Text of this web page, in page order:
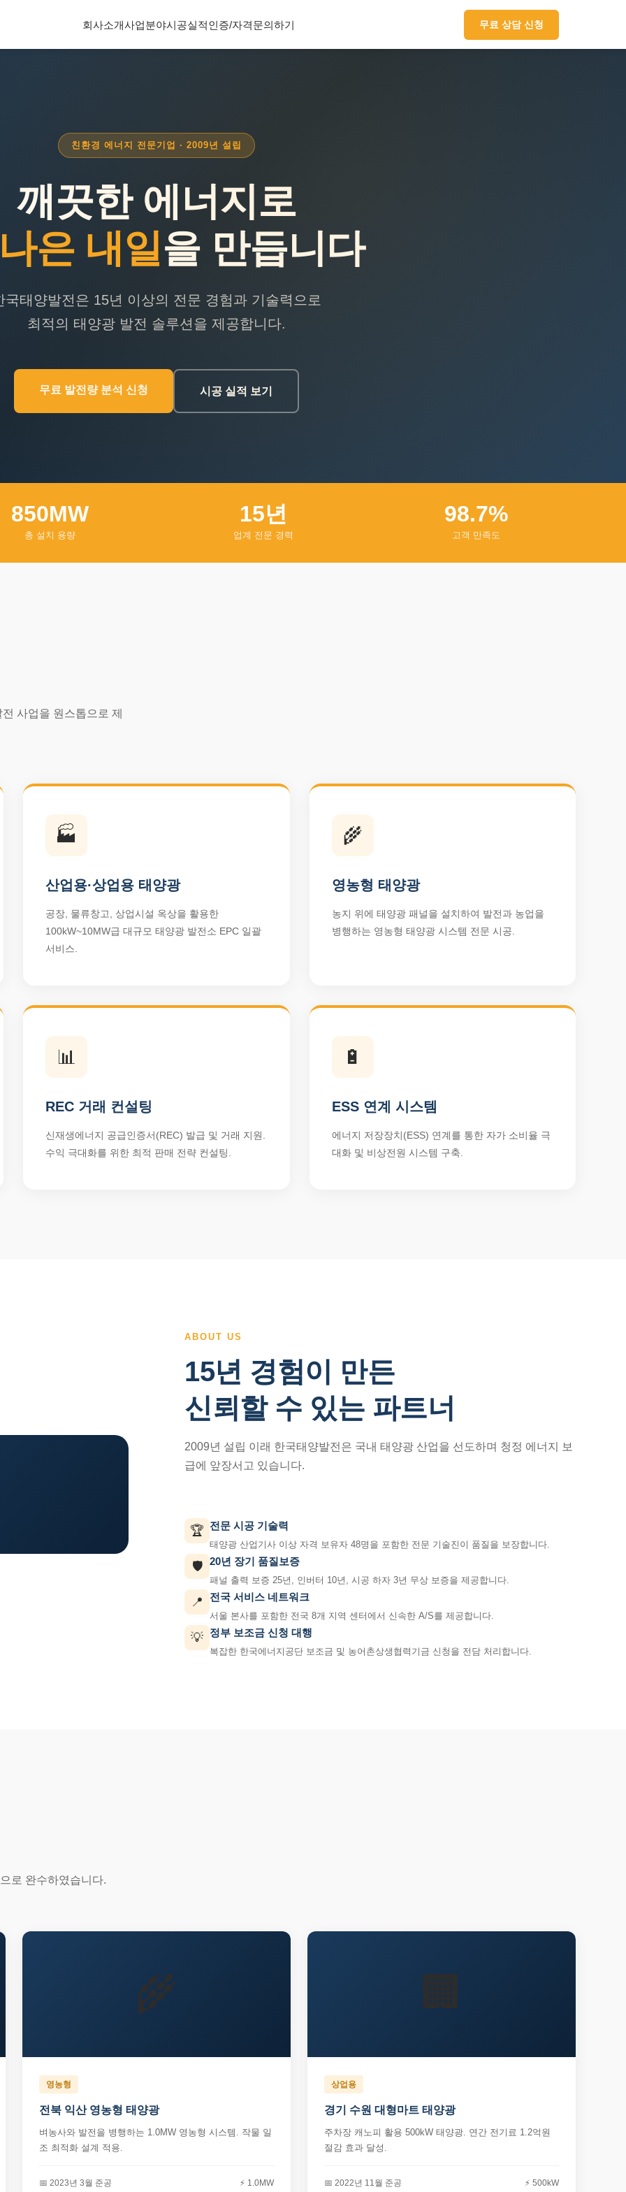
회사소개사업분야시공실적인증/자격문의하기 무료 상담 신청
친환경 에너지 전문기업 · 2009년 설립
깨끗한 에너지로
은 내일을 만듭니다
국태양발전은 15년 이상의 전문 경험과 기술력으로
최적의 태양광 발전 솔루션을 제공합니다.
무료 발전량 분석 신청 시공 실적 보기
850MW
총 설치 용량
15년
업계 전문 경력
98.7%
고객 만족도
사업을 원스톱으로 제
🏭
산업용·상업용 태양광
공장, 물류창고, 상업시설 옥상을 활용한
100kW~10MW급 대규모 태양광 발전소 EPC 일괄
서비스.
🌾
영농형 태양광
농지 위에 태양광 패널을 설치하여 발전과 농업을
병행하는 영농형 태양광 시스템 전문 시공.
📊
REC 거래 컨설팅
신재생에너지 공급인증서(REC) 발급 및 거래 지원.
수익 극대화를 위한 최적 판매 전략 컨설팅.
🔋
ESS 연계 시스템
에너지 저장장치(ESS) 연계를 통한 자가 소비율 극
대화 및 비상전원 시스템 구축.
ABOUT US
15년 경험이 만든
신뢰할 수 있는 파트너
2009년 설립 이래 한국태양발전은 국내 태양광 산업을 선도하며 청정 에너지 보
급에 앞장서고 있습니다.
🏆 전문 시공 기술력
태양광 산업기사 이상 자격 보유자 48명을 포함한 전문 기술진이 품질을 보장합니다.
🛡️ 20년 장기 품질보증
패널 출력 보증 25년, 인버터 10년, 시공 하자 3년 무상 보증을 제공합니다.
📍 전국 서비스 네트워크
서울 본사를 포함한 전국 8개 지역 센터에서 신속한 A/S를 제공합니다.
💡 정부 보조금 신청 대행
복잡한 한국에너지공단 보조금 및 농어촌상생협력기금 신청을 전담 처리합니다.
로 완수하였습니다.
🌾
영농형
전북 익산 영농형 태양광
벼농사와 발전을 병행하는 1.0MW 영농형 시스템. 작물 일
조 최적화 설계 적용.
📅 2023년 3월 준공 ⚡ 1.0MW
🏢
상업용
경기 수원 대형마트 태양광
주차장 캐노피 활용 500kW 태양광. 연간 전기료 1.2억원
절감 효과 달성.
📅 2022년 11월 준공 ⚡ 500kW